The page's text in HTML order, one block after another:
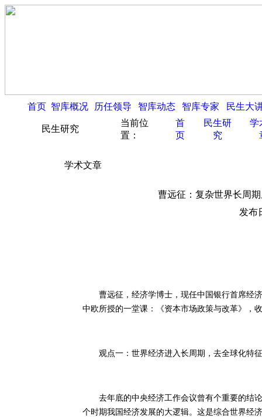
首页 智库概况 历任领导 智库动态 智库专家 民生大
民生研究
当前位
置：
首
页
民生研
究
学
学术文章
曹远征：复杂世界长周
发布
曹远征，经济学博士，现任中国银行首席经济
中欧所授的一堂课：《资本市场政策与改革》，
观点一：世界经济进入长周期，去全球化特
去年底的中央经济工作会议曾有个重要的结论
个时期我国经济发展的大逻辑。这是综合世界经